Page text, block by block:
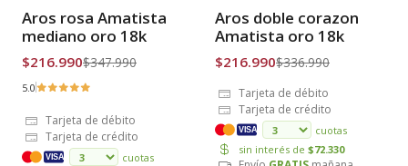
Envío Gratis
Aros rosa Amatista
mediano oro 18k
$216.990$347.990
5.0
Tarjeta de débito
Tarjeta de crédito
VISA
cuotas
Envío Gratis
Aros doble corazon
Amatista oro 18k
$216.990$336.990
Tarjeta de débito
Tarjeta de crédito
VISA
cuotas
sin interés de $72.330